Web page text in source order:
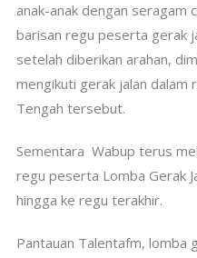
anak-anak dengan seragam
barisan regu peserta gerak
setelah diberikan arahan,
mengikuti gerak jalan dalam
Tengah tersebut.
Sementara Wabup terus
regu peserta Lomba Gerak
hingga ke regu terakhir.
Pantauan Talentafm, lomba